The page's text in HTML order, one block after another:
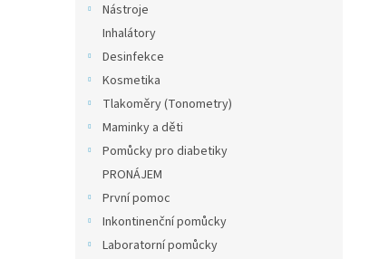
Nástroje
Inhalátory
Desinfekce
Kosmetika
Tlakoměry (Tonometry)
Maminky a děti
Pomůcky pro diabetiky
PRONÁJEM
První pomoc
Inkontinenční pomůcky
Laboratorní pomůcky